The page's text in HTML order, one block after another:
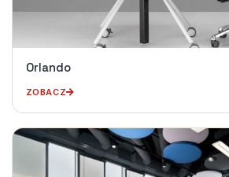
Orlando
ZOBACZ